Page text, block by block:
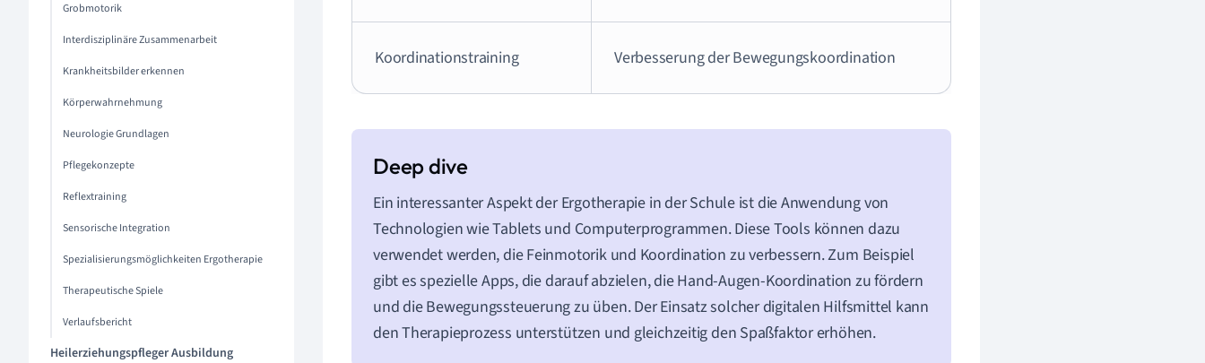
Grobmotorik
Interdisziplinäre Zusammenarbeit
Krankheitsbilder erkennen
Körperwahrnehmung
Neurologie Grundlagen
Pflegekonzepte
Reflextraining
Sensorische Integration
Spezialisierungsmöglichkeiten Ergotherapie
Therapeutische Spiele
Verlaufsbericht
Heilerziehungspfleger Ausbildung
Koordinationstraining Verbesserung der Bewegungskoordination
Ein interessanter Aspekt der Ergotherapie in der Schule ist die Anwendung von
Technologien wie Tablets und Computerprogrammen. Diese Tools können dazu
verwendet werden, die Feinmotorik und Koordination zu verbessern. Zum Beispiel
gibt es spezielle Apps, die darauf abzielen, die Hand-Augen-Koordination zu fördern
und die Bewegungssteuerung zu üben. Der Einsatz solcher digitalen Hilfsmittel kann
den Therapieprozess unterstützen und gleichzeitig den Spaßfaktor erhöhen.